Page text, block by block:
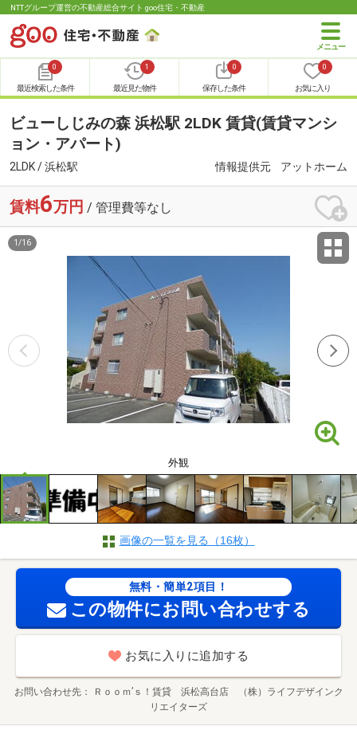
NTTグループ運営の不動産総合サイト goo住宅・不動産
0
最近検索した条件
1
最近見た物件
0
保存した条件
0
お気に入り
ビューしじみの森 浜松駅 2LDK 賃貸(賃貸マンシ
ョン・アパート)
2LDK / 浜松駅 情報提供元 アットホーム
賃料6万円 / 管理費等なし
外観
1 /16
画像の一覧を見る（16枚）
無料・簡単2項目！
この物件にお問い合わせする
お気に入りに追加する
お問い合わせ先
Ｒｏｏｍ’ｓ！賃貸 浜松高台店 （株）ライフデザインク
リエイターズ